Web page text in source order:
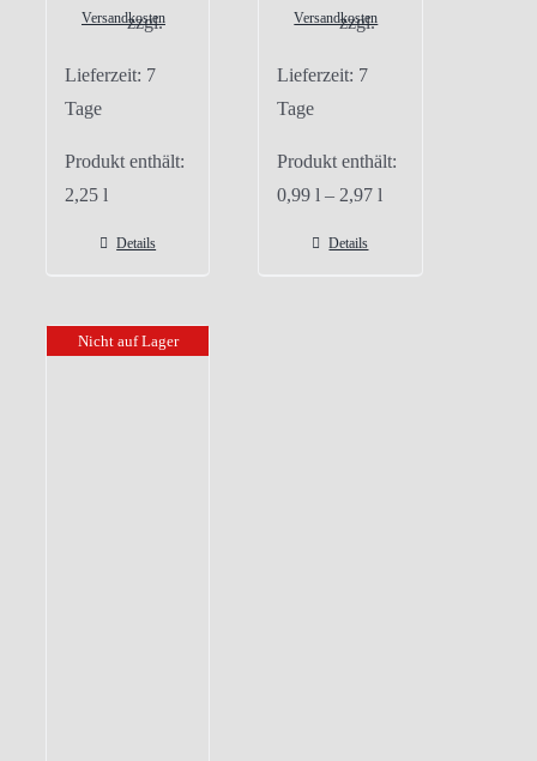
zzgl.
Versandkosten
Lieferzeit: 7
Tage
Produkt enthält:
2,25 l
Details
zzgl.
Versandkosten
Lieferzeit: 7
Tage
Produkt enthält:
0,99l – 2,97l
Details
Nicht auf Lager